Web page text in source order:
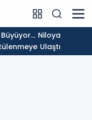
Ulaştı